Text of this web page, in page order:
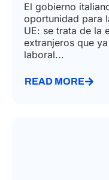
El gobierno
oportunidad para
UE: se trata de la
extranjeros que
laboral...
READ MORE